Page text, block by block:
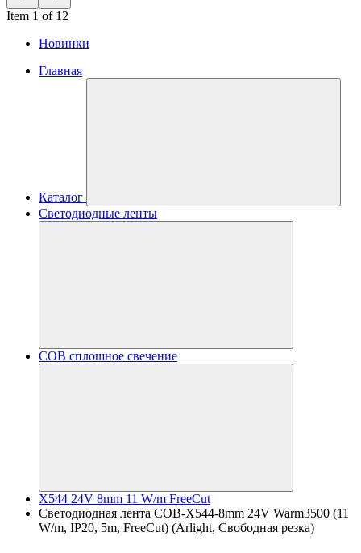
Item 1 of 12
Новинки
Главная
Каталог
Светодиодные ленты
COB сплошное свечение
X544 24V 8mm 11 W/m FreeCut
Светодиодная лента COB-X544-8mm 24V Warm3500 (11
W/m, IP20, 5m, FreeСut) (Arlight, Свободная резка)